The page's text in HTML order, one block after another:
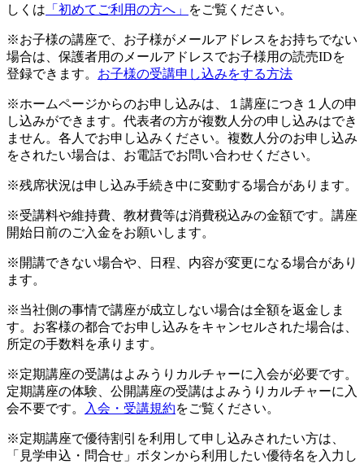
しくは 「初めてご利用の方へ」 をご覧ください。
※お子様の講座で、お子様がメールアドレスをお持ちでない
場合は、保護者用のメールアドレスでお子様用の読売IDを
登録できます。 お子様の受講申し込みをする方法
※ホームページからのお申し込みは、１講座につき１人の申
し込みができます。代表者の方が複数人分の申し込みはでき
ません。各人でお申し込みください。複数人分のお申し込み
をされたい場合は、お電話でお問い合わせください。
※残席状況は申し込み手続き中に変動する場合があります。
※受講料や維持費、教材費等は消費税込みの金額です。講座
開始日前のご入金をお願いします。
※開講できない場合や、日程、内容が変更になる場合があり
ます。
※当社側の事情で講座が成立しない場合は全額を返金しま
す。お客様の都合でお申し込みをキャンセルされた場合は、
所定の手数料を承ります。
※定期講座の受講はよみうりカルチャーに入会が必要です。
定期講座の体験、公開講座の受講はよみうりカルチャーに入
会不要です。
入会・受講規約をご覧ください。
※定期講座で優待割引を利用して申し込みされたい方は、
「見学申込・問合せ」ボタンから利用したい優待名を入力し